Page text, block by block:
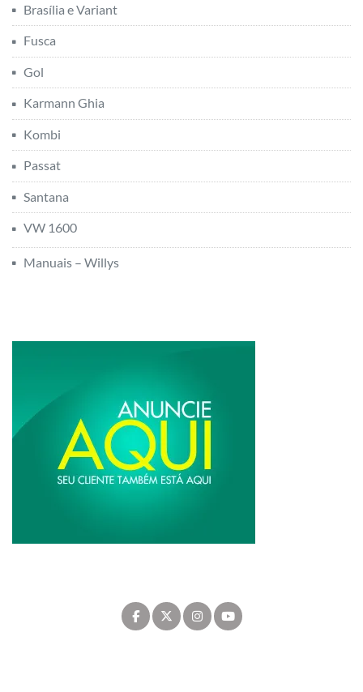
Brasília e Variant
Fusca
Gol
Karmann Ghia
Kombi
Passat
Santana
VW 1600
Manuais – Willys